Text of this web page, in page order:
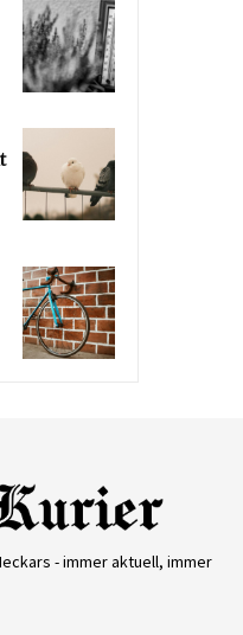
- immer aktuell, immer